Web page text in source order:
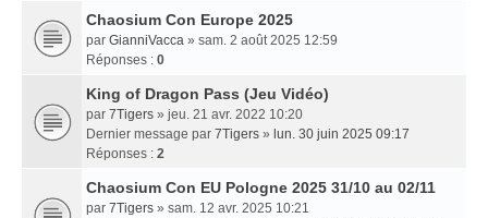
Chaosium Con Europe 2025
par GianniVacca » sam. 2 août 2025 12:59
Réponses : 0
King of Dragon Pass (Jeu Vidéo)
par 7Tigers » jeu. 21 avr. 2022 10:20
Dernier message par 7Tigers » lun. 30 juin 2025 09:17
Réponses : 2
Chaosium Con EU Pologne 2025 31/10 au 02/11
par 7Tigers » sam. 12 avr. 2025 10:21